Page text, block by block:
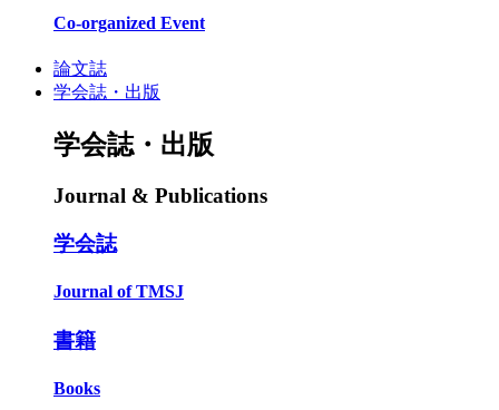
Co-organized Event
論文誌
学会誌・出版
学会誌・出版
Journal & Publications
学会誌
Journal of TMSJ
書籍
Books